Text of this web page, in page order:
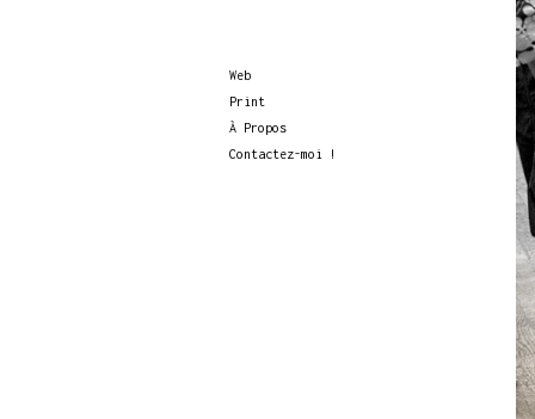
Web
Print
À Propos
Contactez-moi !